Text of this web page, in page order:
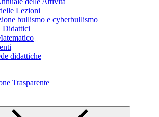
Lezioni
bullismo e cyberbullismo
Didattici
didattiche
Trasparente